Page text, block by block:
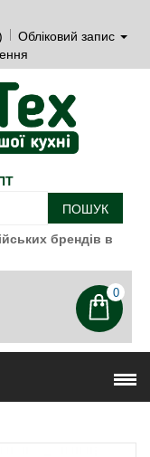
Обліковий запис
ПОШУК
брендів в
0